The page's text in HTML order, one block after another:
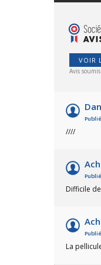
!Bobine
VOIR
Avis
////
Difficile
La